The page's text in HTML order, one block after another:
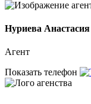
Нуриева Анастасия
Агент
Показать телефон